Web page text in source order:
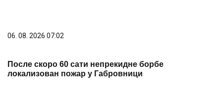
06. 08. 2026 07:02
После скоро 60 сати непрекидне борбе
локализован пожар у Габровници